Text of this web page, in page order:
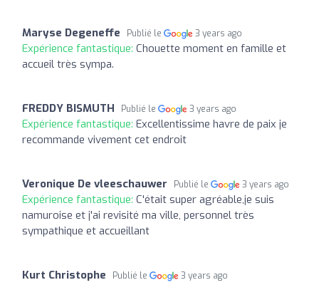
Maryse Degeneffe Publié le 3 years ago
Expérience fantastique: Chouette moment en famille et
accueil très sympa.
FREDDY BISMUTH Publié le 3 years ago
Expérience fantastique: Excellentissime havre de paix je
recommande vivement cet endroit
Veronique De vleeschauwer Publié le 3 years ago
Expérience fantastique: C'était super agréable,je suis
namuroise et j'ai revisité ma ville, personnel très
sympathique et accueillant
Kurt Christophe Publié le 3 years ago